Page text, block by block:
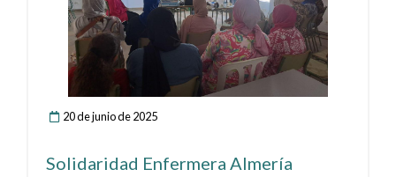
20 de junio de 2025
Solidaridad Enfermera Almería